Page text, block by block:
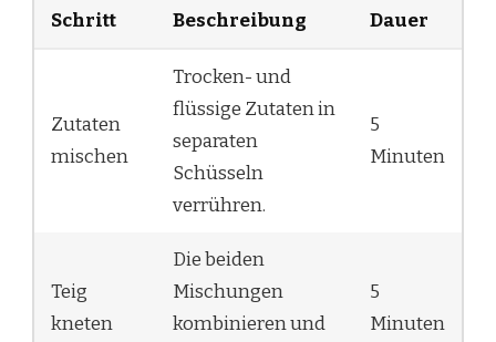
Schritt Beschreibung Dauer
Zutaten
mischen
Trocken- und
flüssige Zutaten in
separaten
Schüsseln
verrühren.
5
Minuten
Teig
kneten
Die beiden
Mischungen
kombinieren und
5
Minuten